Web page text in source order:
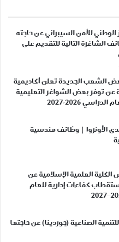
الوطني للأمن السيبراني عن حاجته
الشاغرة التالية للتقديم على
الشعب الجديدة تعلن أكاديمية
عن توفر بعض الشواغر التعليمية
2026-2027
الأونروا | وظائف هندسية
العلمية الإسلامية عن
كفاءات إدارية للعام
الصناعية (جوردينا) عن حاجتها